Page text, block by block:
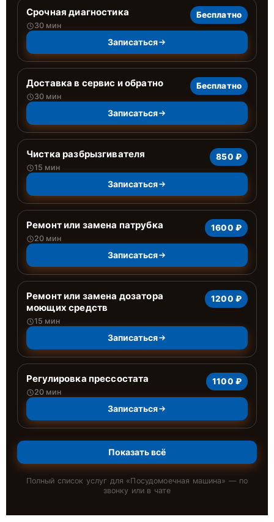
Срочная диагностика
30 мин
Бесплатно
Записаться
Доставка в сервис и обратно
30 мин
Бесплатно
Записаться
Чистка разбрызгивателя
15 мин
850 ₽
Записаться
Ремонт или замена патрубка
20 мин
1600 ₽
Записаться
Ремонт или замена дозатора
моющих средств
15 мин
1200 ₽
Записаться
Регулировка прессостата
20 мин
1100 ₽
Записаться
Показать всё
Полный список услуг для «Посудомоечная машина» — по
звонку или в чате